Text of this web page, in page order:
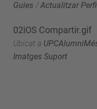
Guies /Actualitzar
02iOS Compartir.gif
Ubicat a
Imatges Suport